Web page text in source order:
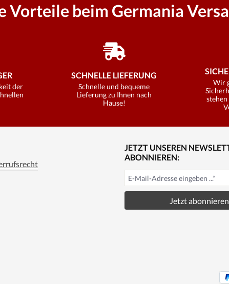
Vorteile beim Germania
der
SCHNELLE LIEFERUNG
Schnelle und bequeme
Lieferung zu Ihnen nach
Hause!
Wir
JETZT UNSEREN
ABONNIEREN:
Jetzt